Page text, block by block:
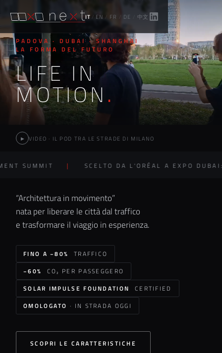
IT / EN / FR / DE 中文
PADOVA · DUBAI · SHANGHAI
LA FORMA DEL FUTURO
LIFE IN
MOTION.
“Architettura in movimento”
nata per liberare le città dal traffico
e trasformare il viaggio in esperienza.
FINO A −80% TRAFFICO
−60% CO₂ PER PASSEGGERO
SOLAR IMPULSE FOUNDATION CERTIFIED
OMOLOGATO · IN STRADA OGGI
SCOPRI LE CARATTERISTICHE
▶ VIDEO · IL POD TRA LE STRADE DI MILANO
SCELTO DA L'ORÉAL A EXPO DUBAI: